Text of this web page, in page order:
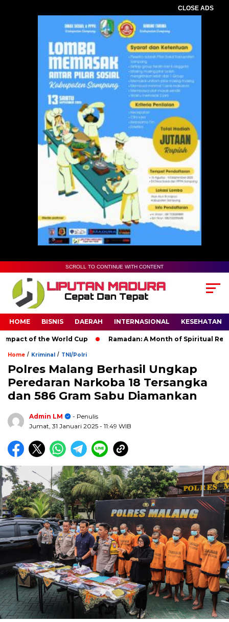
CLOSE ADS
SCROLL TO CONTINUE WITH CONTENT
HOME BISNIS DAERAH INTERNASIONAL KESEHATAN
of the World Cup Ramadan: A Month of Spiritual
Home / Kriminal / TNI/Polri
Polres Malang Berhasil Ungkap
Peredaran Narkoba 18 Tersangka
dan 586 Gram Sabu Diamankan
Admin LM
- Penulis
Jumat, 31 Januari 2025 - 11:49 WIB